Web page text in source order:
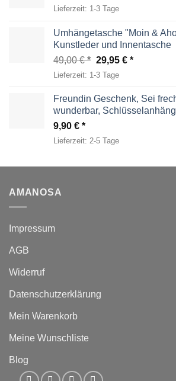
Lieferzeit: 1-3 Tage
Umhängetasche "Moin &
Kunstleder und Innentasche
49,00€
Ursprünglicher
Preis
49,00 €
29,95 € Aktueller
29,95 €.
Lieferzeit: 1-3 Tage
Freundin Geschenk, Sei
wunderbar,
9,90 €
Lieferzeit: 2-5 Tage
AMANOSA
Impressum
AGB
Widerruf
Datenschutzerklärung
Mein Warenkorb
Meine Wunschliste
Blog